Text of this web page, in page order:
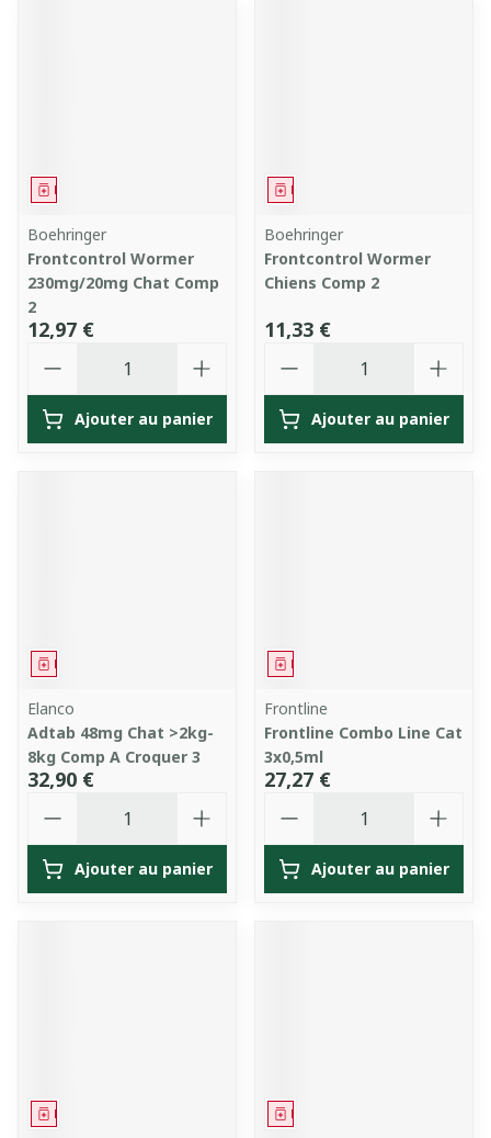
Médicament
Boehringer
Frontcontrol Wormer
230mg/20mg Chat Comp
2
12,97 €
Ajouter au panier
Médicament
Boehringer
Frontcontrol Wormer
Chiens Comp 2
11,33 €
Ajouter au panier
Médicament
Elanco
Adtab 48mg Chat >2kg-
8kg Comp A Croquer 3
32,90 €
Ajouter au panier
Médicament
Frontline
Frontline Combo Line Cat
3x0,5ml
27,27 €
Ajouter au panier
Médicament Médicament